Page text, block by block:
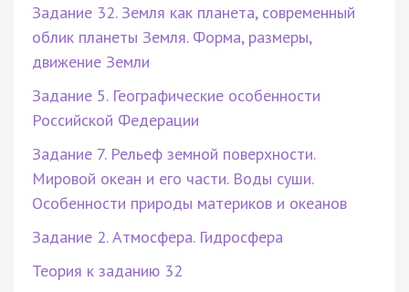
Задание 32. Земля как планета, современный
облик планеты Земля. Форма, размеры,
движение Земли
Задание 5. Географические особенности
Российской Федерации
Задание 7. Рельеф земной поверхности.
Мировой океан и его части. Воды суши.
Особенности природы материков и океанов
Задание 2. Атмосфера. Гидросфера
Теория к заданию 32